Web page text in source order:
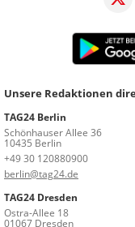
Unsere Redaktionen
TAG24 Berlin
Schönhauser Allee 36
10435 Berlin
+49 30 120880900
berlin@tag24.de
TAG24 Dresden
Ostra-Allee 18
01067 Dresden